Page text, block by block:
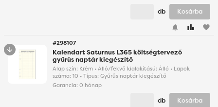
favorite
db Kosárba
#298107
Kalendart Saturnus L365 költségtervező
gyűrűs naptár kiegészítő
Alap szín: Krém • Álló/fekvő kialakítású: Álló • Lapok
száma: 10 • Típus: Gyűrűs naptár kiegészítő
Garancia: 0 hónap
db Kosárba